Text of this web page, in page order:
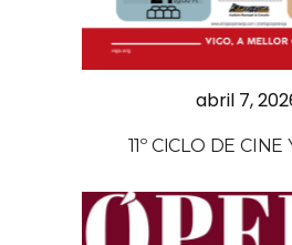
abril 7,
11º CICLO DE